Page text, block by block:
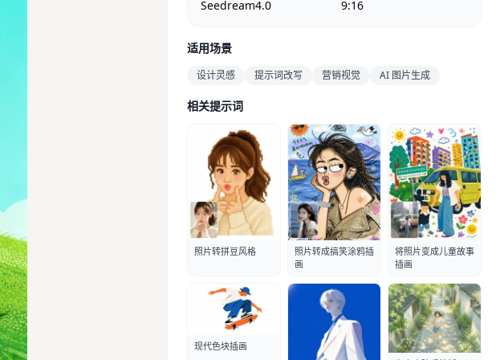
Seedream4.0 9:16
适用场景
设计灵感 提示词改写 营销视觉 AI 图片生成
相关提示词
照片转拼豆风格
照片转成搞笑涂鸦插
画
将照片变成儿童故事
插画
现代色块插画